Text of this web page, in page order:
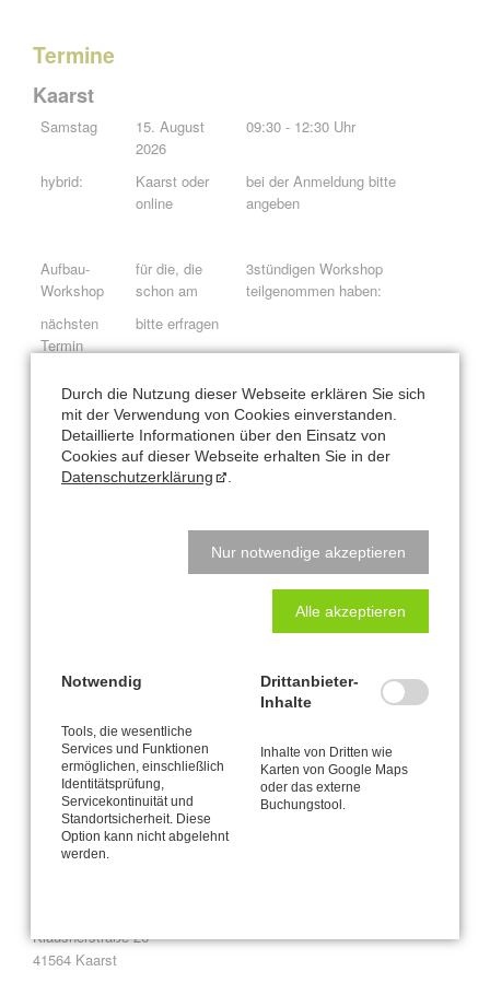
Termine
Kaarst
Samstag
15. August
2026
09:30 - 12:30 Uhr
hybrid:
Kaarst oder
online
bei der Anmeldung bitte
angeben
Aufbau-
Workshop
für die, die
schon am
3stündigen Workshop
teilgenommen haben:
nächsten
Termin
bitte erfragen
Konditionen:
Kursgebühr für 3 Stunden: 125 €
Kursgebühr für 90 Minuten (Aufbau-Workshop): 55 €
oder Vergleichbarem
Abmeldungen spätestens 1 Woche vorher. Bei späterer Abmeldung
ist die volle Kursgebühr zu entrichten.
Büro und Postanschrift
Klausnerstraße 26
41564 Kaarst
Durch die Nutzung dieser Webseite erklären Sie sich
mit der Verwendung von Cookies einverstanden.
Detaillierte Informationen über den Einsatz von
Cookies auf dieser Webseite erhalten Sie in der
Datenschutzerklärung
Nur notwendige akzeptieren
Alle akzeptieren
Notwendig
Tools, die wesentliche
Services und Funktionen
ermöglichen, einschließlich
Identitätsprüfung,
Servicekontinuität und
Standortsicherheit. Diese
Option kann nicht abgelehnt
werden.
Drittanbieter-
Inhalte
Inhalte von Dritten wie
Karten von Google Maps
oder das externe
Buchungstool.